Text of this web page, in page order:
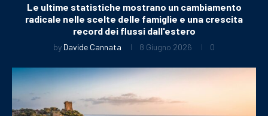
Le ultime statistiche mostrano un cambiamento
radicale nelle scelte delle famiglie e una crescita
record dei flussi dall'estero
by Davide Cannata 8 Giugno 2026 0